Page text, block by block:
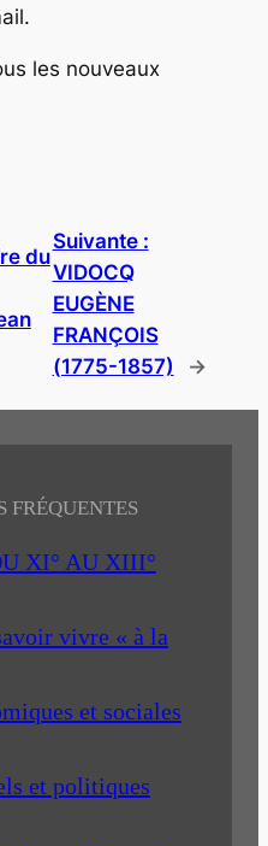
les nouveaux
du
Suivante :
VIDOCQ
EUGÈNE
FRANÇOIS
(1775-1857)
→
FRÉQUENTES
XI° AU XIII°
vivre « à la
et sociales
et politiques